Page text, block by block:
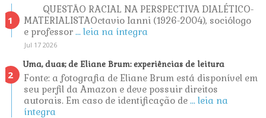
QUESTÃO RACIAL NA PERSPECTIVA DIALÉTICO-
MATERIALISTAOctavio Ianni (1926-2004), sociólogo
e professor ... leia na íntegra
Jul 17 2026
Uma, duas; de Eliane Brum: experiências de leitura
Fonte: a fotografia de Eliane Brum está disponível em
seu perfil da Amazon e deve possuir direitos
autorais. Em caso de identificação de ... leia na
íntegra